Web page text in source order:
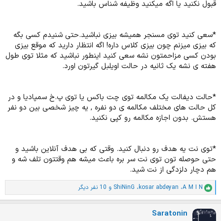
قبول نکنید یا اگه میکنید وظیفه شناس باشید.
*سعی کنید توی مسنجر همیشه بیزی نباشید.حتی شنیدم کسی بگه
که بیزی میزنم چون بیزی کلاس داره! اگه انتظار دارید که موقع بیزی
بودن کسی مزاحمتون نشه سعی کنید اینطور نباشید که مثلا توی طول
هفته ی نشه یک ثانیه در حالت اویلبل گیرتون اورد.
*حالت دیفالت یک مکالمه توی چت باکس یا توی پ.خ سمپادیا و در
کل حالت های مختلف مکالمه ی دو نفره , یه چیز شخصی بین دو نفر
هستش. بدون اجازه مکالمه رو کپی نکنید.
*توی نت یه هدف رو دنبال کنید. وقتی که بی هدف آنلاین باشید و
حتی حوصله تون توی نت سر بره باعث میشه هم وقتتون تلف شه و
هم دچار دلزدگی از نت شید.
ا
م
ت
ی
A M I N، kosar abdeyan، ShiNinG و 10 نفر دیگر
Saratonin